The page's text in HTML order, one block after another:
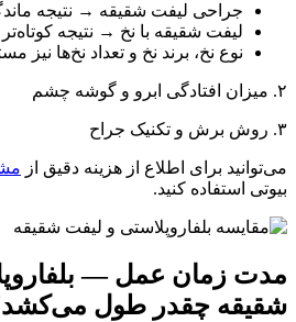
جراحی لیفت شقیقه → نتیجه
لیفت شقیقه با نخ → نتیجه کوتاه‌تر
نوع نخ، برند نخ و تعداد نخ‌ها نیز
۲. میزان افتادگی ابرو و گوشه چشم
۳. روش برش و تکنیک جراح
می‌توانید برای اطلاع از هزینه دقیق از
بیوتی استفاده کنید.
مدت زمان عمل —
شقیقه چقدر طول